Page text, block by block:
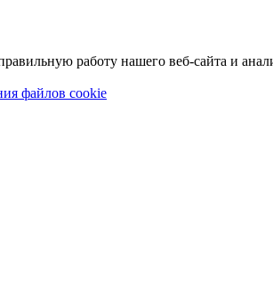
работу нашего веб-сайта и
файлов cookie